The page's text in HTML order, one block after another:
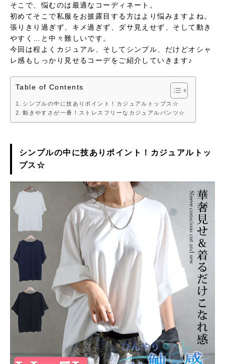
そこで、悩むのは最適なコーディネート。
初めてそこで私服をお披露目する方はより悩みますよね。
張りきり過ぎず、キメ過ぎず、ダサ見えせず、そして動き
やすく…と中々難しいです。
今回は程よくカジュアル、そしてシンプル、だけどオシャ
レ感もしっかり見せるコーデをご紹介していきます♪
Table of Contents
シンプルの中に技ありポイント！カジュアルトップス☆
動きやすさが一番！ストレスフリーなカジュアルパンツ☆
シンプルの中に技ありポイント！カジュアルトッ
プス☆